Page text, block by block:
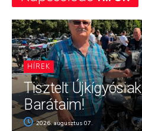
HÍREK
Tisztelt
Barátaim!
2026. augusztus 07.